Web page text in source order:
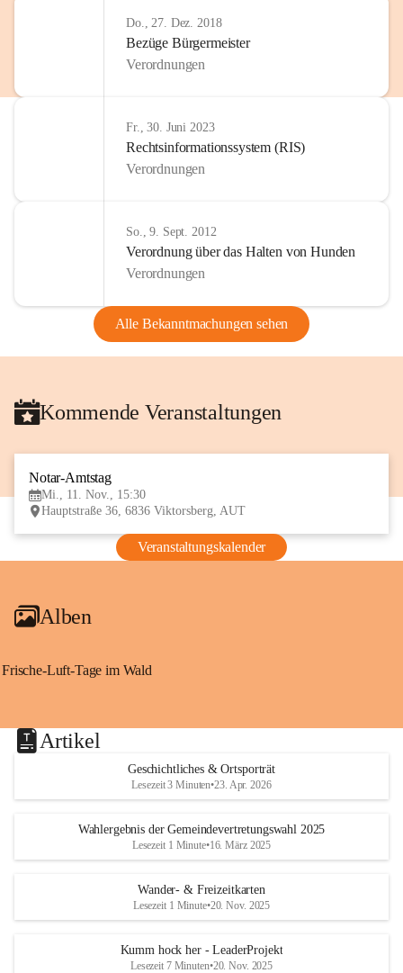
Do., 27. Dez. 2018
Bezüge Bürgermeister
Verordnungen
Fr., 30. Juni 2023
Rechtsinformationssystem (RIS)
Verordnungen
So., 9. Sept. 2012
Verordnung über das Halten von Hunden
Verordnungen
Alle Bekanntmachungen sehen
Kommende Veranstaltungen
Notar-Amtstag
Mi., 11. Nov., 15:30
Hauptstraße 36, 6836 Viktorsberg, AUT
Veranstaltungskalender
Alben
Frische-Luft-Tage im Wald
Artikel
Geschichtliches & Ortsporträt
Lesezeit 3 Minuten•23. Apr. 2026
Wahlergebnis der Gemeindevertretungswahl 2025
Lesezeit 1 Minute•16. März 2025
Wander- & Freizeitkarten
Lesezeit 1 Minute•20. Nov. 2025
Kumm hock her - LeaderProjekt
Lesezeit 7 Minuten•20. Nov. 2025